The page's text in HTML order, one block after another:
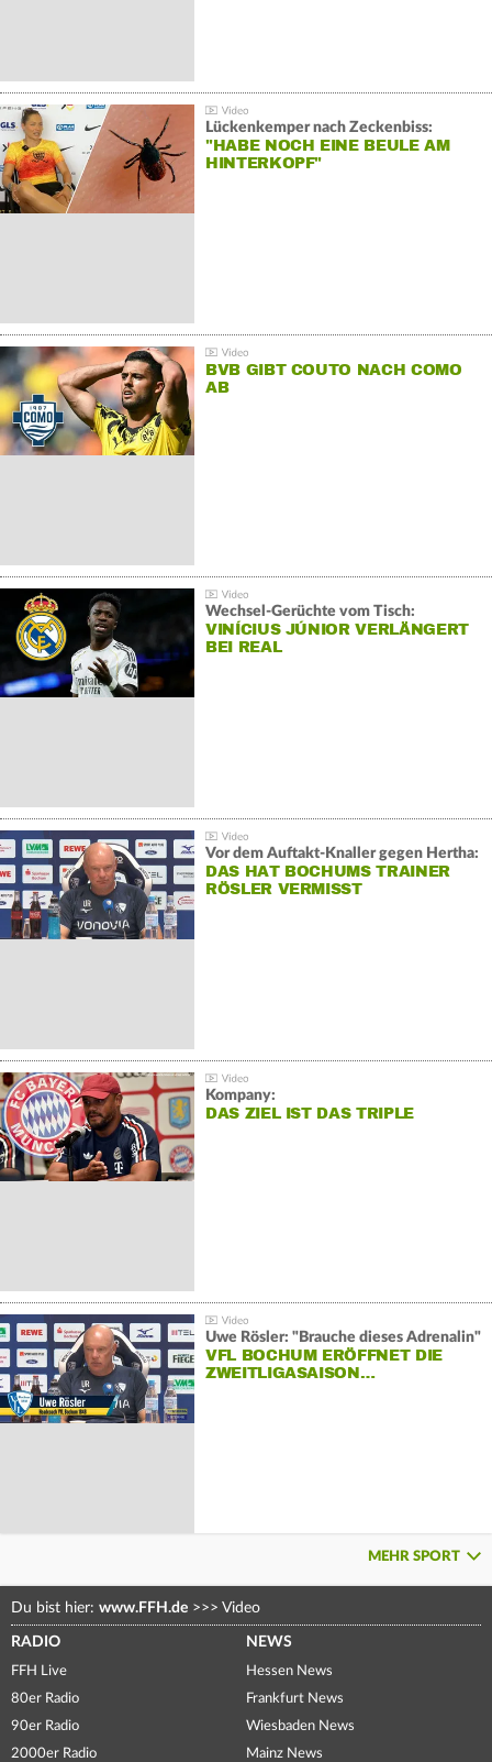
Lückenkemper nach Zeckenbiss:
"HABE NOCH EINE BEULE AM
HINTERKOPF"
BVB GIBT COUTO NACH COMO
AB
Wechsel-Gerüchte vom Tisch:
VINÍCIUS JÚNIOR VERLÄNGERT
BEI REAL
Vor dem Auftakt-Knaller gegen Hertha:
DAS HAT BOCHUMS TRAINER
RÖSLER VERMISST
Kompany:
DAS ZIEL IST DAS TRIPLE
Uwe Rösler: "Brauche dieses Adrenalin"
VFL BOCHUM ERÖFFNET DIE
ZWEITLIGASAISON…
MEHR SPORT
Du bist hier: www.FFH.de >>> Video
RADIO
FFH Live
80er Radio
90er Radio
2000er Radio
NEWS
Hessen News
Frankfurt News
Wiesbaden News
Mainz News